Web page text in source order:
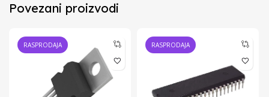
Povezani proizvodi
RASPRODAJA RASPRODAJA